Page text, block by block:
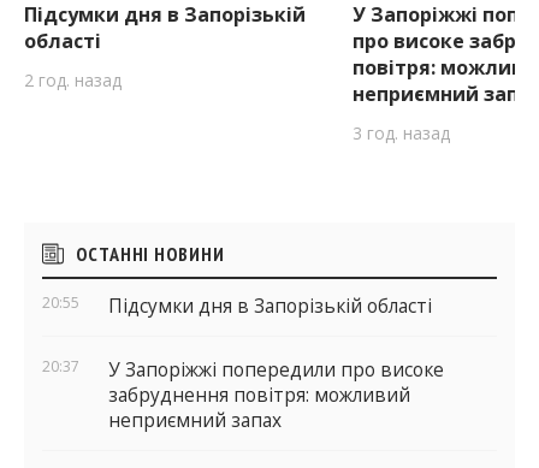
Підсумки дня в Запорізькій
області
2 год. назад
У Запоріжжі
про високе
повітря:
неприємний
3 год. назад
Бічні
віджети
ОСТАННІ НОВИНИ
20:55 Підсумки дня в Запорізькій області
20:37
У Запоріжжі попередили про високе
забруднення повітря: можливий
неприємний запах